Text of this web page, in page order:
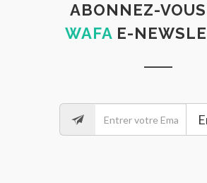
ABONNEZ-
WAFA E-